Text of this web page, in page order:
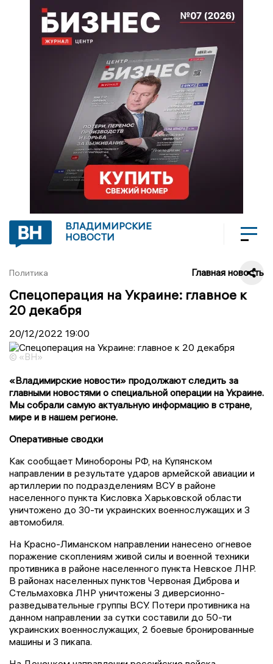
ВЛАДИМИРСКИЕ
НОВОСТИ
Политика Главная новость
Спецоперация на Украине: главное к
20 декабря
20/12/2022 19:00
© «ВН»
«Владимирские новости» продолжают следить за
главными новостями о специальной операции на Украине.
Мы собрали самую актуальную информацию в стране,
мире и в нашем регионе.
Оперативные сводки
Как сообщает Минобороны РФ, на Купянском
направлении в результате ударов армейской авиации и
артиллерии по подразделениям ВСУ в районе
населенного пункта Кисловка Харьковской области
уничтожено до 30-ти украинских военнослужащих и 3
автомобиля.
На Красно-Лиманском направлении нанесено огневое
поражение скоплениям живой силы и военной техники
противника в районе населенного пункта Невское ЛНР.
В районах населенных пунктов Червоная Диброва и
Стельмаховка ЛНР уничтожены 3 диверсионно-
разведывательные группы ВСУ. Потери противника на
данном направлении за сутки составили до 50-ти
украинских военнослужащих, 2 боевые бронированные
машины и 3 пикапа.